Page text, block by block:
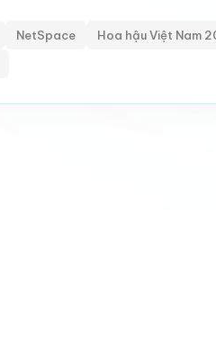
NetSpace Hoa hậu Việt Nam